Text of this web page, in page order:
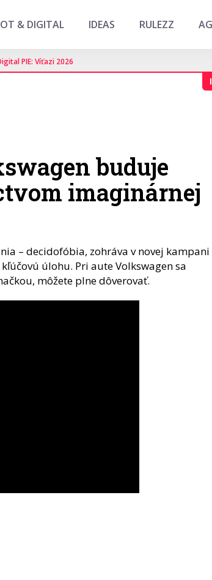
& DIGITAL IDEAS RULEZZ
PIE: Víťazi 2026
buduje
imaginárnej
– decidofóbia, zohráva v novej kampani
úlohu. Pri aute Volkswagen sa
môžete plne dôverovať.